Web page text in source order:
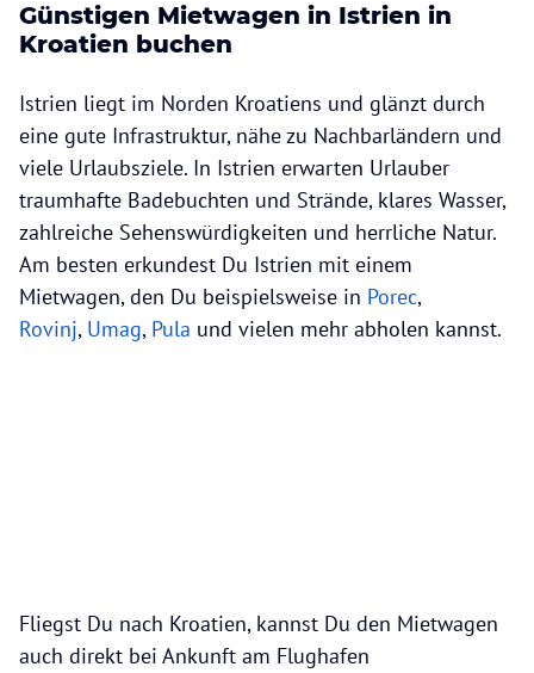
Günstigen Mietwagen in Istrien in
Kroatien buchen
Istrien liegt im Norden Kroatiens und glänzt durch
eine gute Infrastruktur, nähe zu Nachbarländern und
viele Urlaubsziele. In Istrien erwarten Urlauber
traumhafte Badebuchten und Strände, klares Wasser,
zahlreiche Sehenswürdigkeiten und herrliche Natur.
Am besten erkundest Du Istrien mit einem
Mietwagen, den Du beispielsweise in Porec,
Rovinj, Umag, Pula und vielen mehr abholen kannst.
Fliegst Du nach Kroatien, kannst Du den Mietwagen
auch direkt bei Ankunft am Flughafen